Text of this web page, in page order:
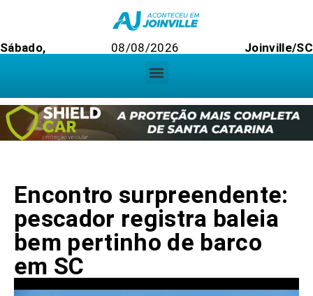
Sábado, 08/08/2026 Joinville/SC
Encontro surpreendente:
pescador registra baleia
bem pertinho de barco
em SC